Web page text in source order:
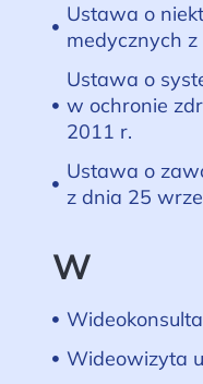
Ustawa o
medycznych
Ustawa o
w ochronie
2011 r.
Ustawa o
z dnia 25
W
Wideowizyta